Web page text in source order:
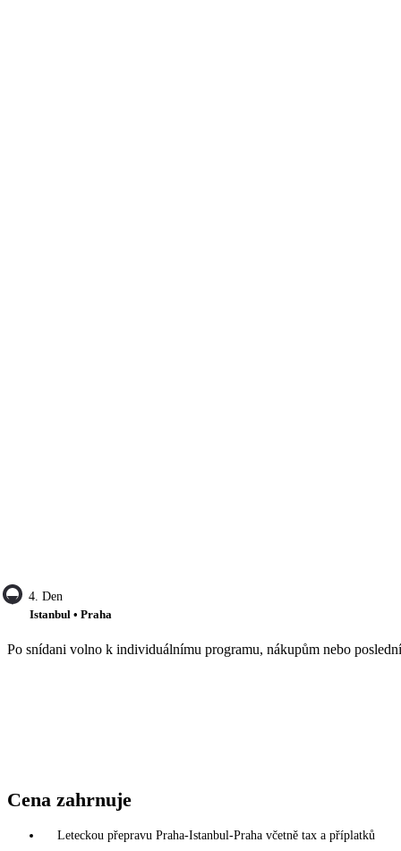
4. Den
Istanbul • Praha
Po snídani volno k individuálnímu programu, nákupům nebo
Cena zahrnuje
Leteckou přepravu Praha-Istanbul-Praha včetně tax a příplatků